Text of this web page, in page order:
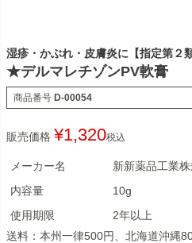
湿疹・かぶれ・皮膚炎に【指定第２
★デルマレチゾンPV軟膏
商品番号 D-00054
販売価格 ¥1,320税込
メーカー名
新新薬品工業
内容量
10g
使用期限
2年以上
送料：本州一律500円、北海道沖縄